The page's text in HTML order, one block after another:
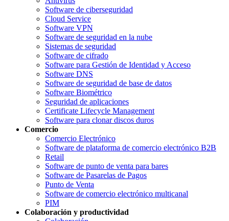
Software de ciberseguridad
Cloud Service
Software VPN
Software de seguridad en la nube
Sistemas de seguridad
Software de cifrado
Software para Gestión de Identidad y Acceso
Software DNS
Software de seguridad de base de datos
Software Biométrico
Seguridad de aplicaciones
Certificate Lifecycle Management
Software para clonar discos duros
Comercio
Comercio Electrónico
Software de plataforma de comercio electrónico B2B
Retail
Software de punto de venta para bares
Software de Pasarelas de Pagos
Punto de Venta
Software de comercio electrónico multicanal
PIM
Colaboración y productividad